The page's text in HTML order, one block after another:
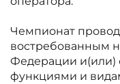
Чемпионат
востребованным
Федерации и(или)
функциями и